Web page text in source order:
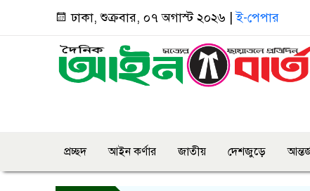
ঢাকা, শুক্রবার, ০৭ অগাস্ট ২০২৬ |ই-পেপার
প্রচ্ছদ আইন কর্ণার জাতীয় দেশজুড়ে